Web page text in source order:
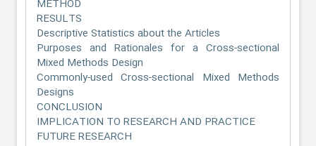
METHOD
RESULTS
Descriptive Statistics about the Articles
Purposes and Rationales for a Cross-sectional
Mixed Methods Design
Commonly-used Cross-sectional Mixed Methods
Designs
CONCLUSION
IMPLICATION TO RESEARCH AND PRACTICE
FUTURE RESEARCH